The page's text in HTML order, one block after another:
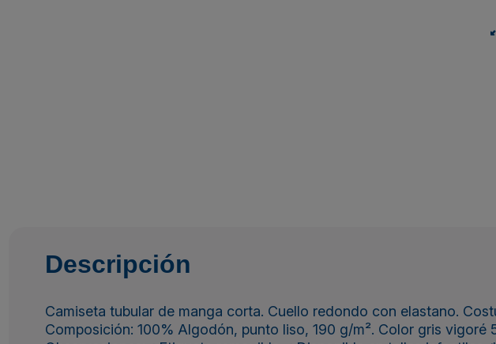
Descripción
Camiseta tubular de manga corta. Cuello redondo con elastano.
Composición: 100% Algodón, punto liso, 190 g/m². Color gris